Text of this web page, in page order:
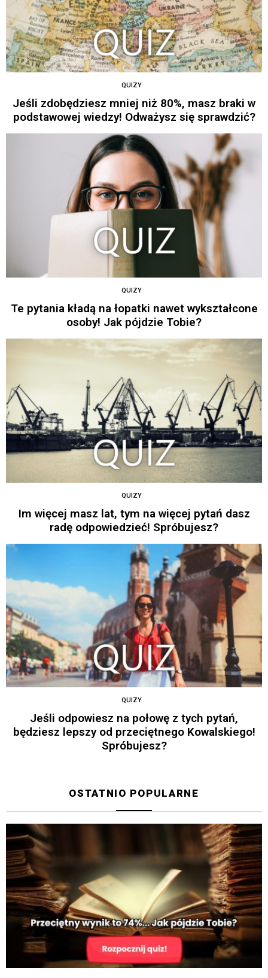
QUIZY
Jeśli zdobędziesz mniej niż 80%, masz braki w
podstawowej wiedzy! Odważysz się sprawdzić?
QUIZY
Te pytania kładą na łopatki nawet wykształcone
osoby! Jak pójdzie Tobie?
QUIZY
Im więcej masz lat, tym na więcej pytań dasz
radę odpowiedzieć! Spróbujesz?
QUIZY
Jeśli odpowiesz na połowę z tych pytań,
będziesz lepszy od przeciętnego Kowalskiego!
Spróbujesz?
OSTATNIO POPULARNE